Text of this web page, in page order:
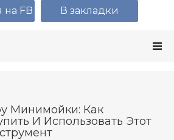
Минимойки: Как
И Использовать Этот
на FB В закладки